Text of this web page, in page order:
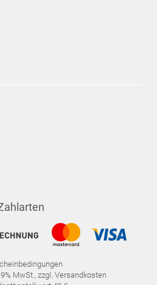
MwSt., zzgl. Versandkosten